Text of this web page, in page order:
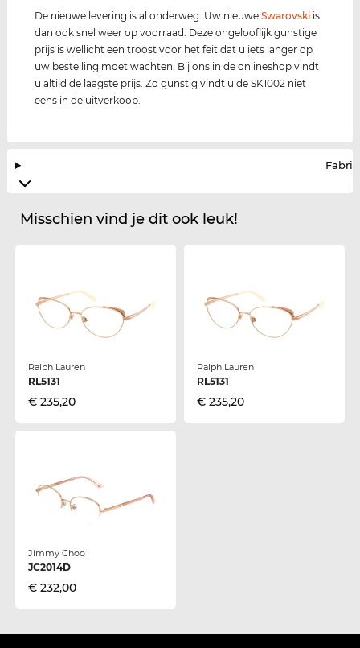
De nieuwe levering is al onderweg. Uw nieuweSwarovski is
dan ook snel weer op voorraad. Deze ongelooflijk gunstige
prijs is wellicht een troost voor het feit dat u iets langer op
uw bestelling moet wachten. Bij ons in de onlineshop vindt
u altijd de laagste prijs. Zo gunstig vindt u de SK1002 niet
eens in de uitverkoop.
Misschien vind je dit ook leuk!
Ralph Lauren
RL5131
€ 235,20
Ralph Lauren
RL5131
€ 235,20
Jimmy Choo
JC2014D
€ 232,00